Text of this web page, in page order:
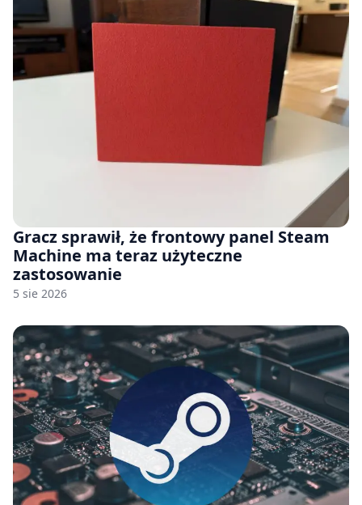
Gracz sprawił, że frontowy panel Steam
Machine ma teraz użyteczne
zastosowanie
5 sie 2026